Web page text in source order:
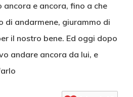
ancora e ancora, fino a che
di andarmene, giurammo di
il nostro bene. Ed oggi dopo
andare ancora da lui, e